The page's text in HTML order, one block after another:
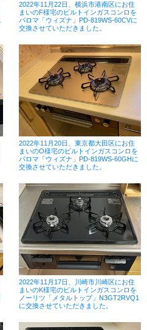
2022年11月22日、横浜市港南区にお住
まいのF様宅のビルトインガスコンロを
パロマ「ウィズナ」PD-819WS-60CVに
交換させていただきました。
2022年11月20日、東京都大田区にお住
まいのO様宅のビルトインガスコンロを
パロマ「ウィズナ」PD-819WS-60GHに
交換させていただきました。
2022年11月17日、川崎市川崎区にお住
まいのK様宅のビルトインガスコンロを
ノーリツ「メタルトップ」N3GT2RVQ1
に交換させていただきました。